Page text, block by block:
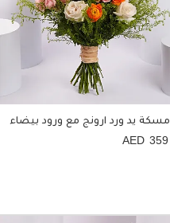
مسكة يد ورد ارونج مع ورود بيضاء
359